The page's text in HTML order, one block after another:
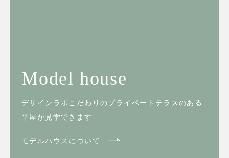
Model house
デザインラボこだわりのプライベートテラスのある
平屋が見学できます
モデルハウスについて